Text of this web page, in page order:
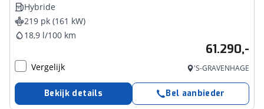
Hybride
219 pk (161 kW)
18,9 l/100 km
61.290,-
Vergelijk 'S-GRAVENHAGE
Bekijk details Bel aanbieder